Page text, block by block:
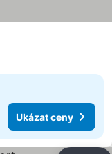
Ukázat ceny